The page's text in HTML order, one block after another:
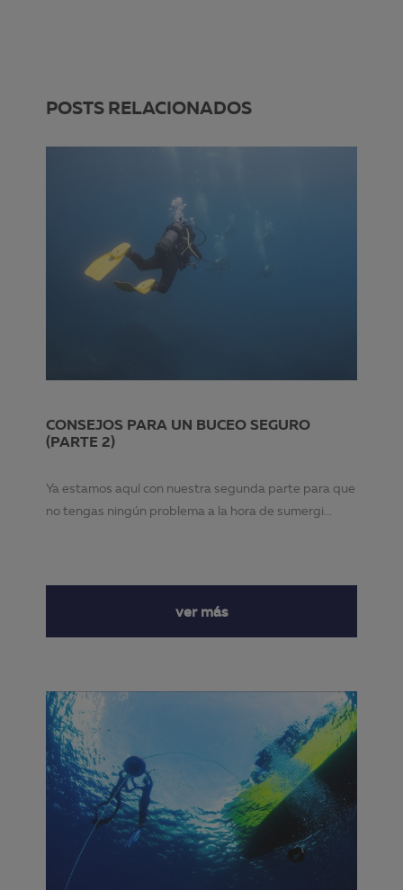
POSTS RELACIONADOS
CONSEJOS PARA UN BUCEO SEGURO
(PARTE 2)
Ya estamos aquí con nuestra segunda parte para que
no tengas ningún problema a la hora de sumergi...
ver más